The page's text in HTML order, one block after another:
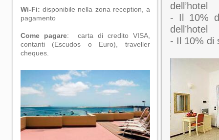
Wi-Fi: disponibile nella zona reception, a
pagamento
Come pagare: carta di credito VISA,
contanti (Escudos o Euro), traveller
cheques.
dell’hotel
- Il 10%
dell’hotel
- Il 10% di